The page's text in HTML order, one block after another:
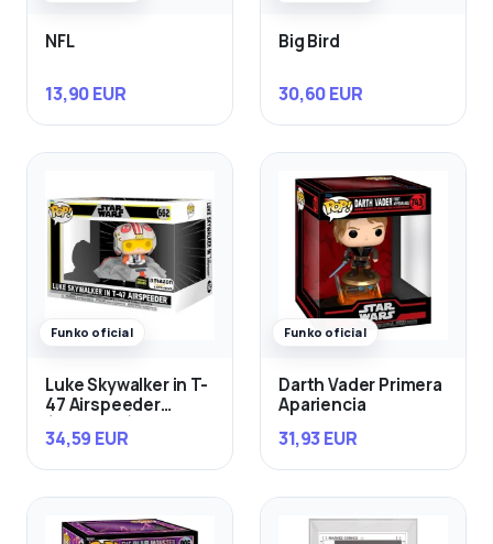
NFL
13,90 EUR
Big Bird
30,60 EUR
Funko oficial
Luke Skywalker in T-
47 Airspeeder
34,59 EUR
Funko oficial
Darth Vader Primera
Apariencia
31,93 EUR